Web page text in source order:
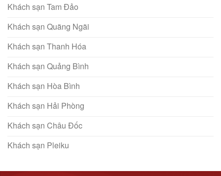
Khách sạn Tam Đảo
Khách sạn Quãng Ngãi
Khách sạn Thanh Hóa
Khách sạn Quảng Bình
Khách sạn Hòa Bình
Khách sạn Hải Phòng
Khách sạn Châu Đốc
Khách sạn Pleiku